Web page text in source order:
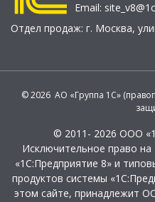
Email:
Отдел продаж: г. Москва,
© 2026 АО «Группа 1С»
© 2011- 2026 ООО
Исключительное право
«1С:Предприятие 8» и
продуктов системы
этом сайте, принадлежит